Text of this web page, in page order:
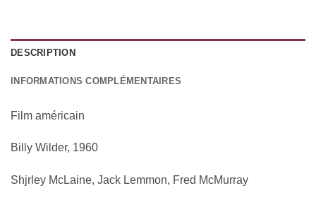
DESCRIPTION
INFORMATIONS COMPLÉMENTAIRES
Film américain
Billy Wilder, 1960
Shjrley McLaine, Jack Lemmon, Fred McMurray